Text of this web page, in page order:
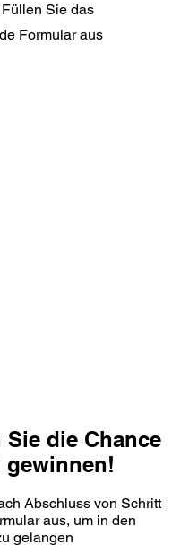
Sie das
Formular aus
Sie die Chance
gewinnen!
Abschluss von Schritt
aus, um in den
gelangen